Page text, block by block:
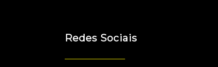
Redes Sociais